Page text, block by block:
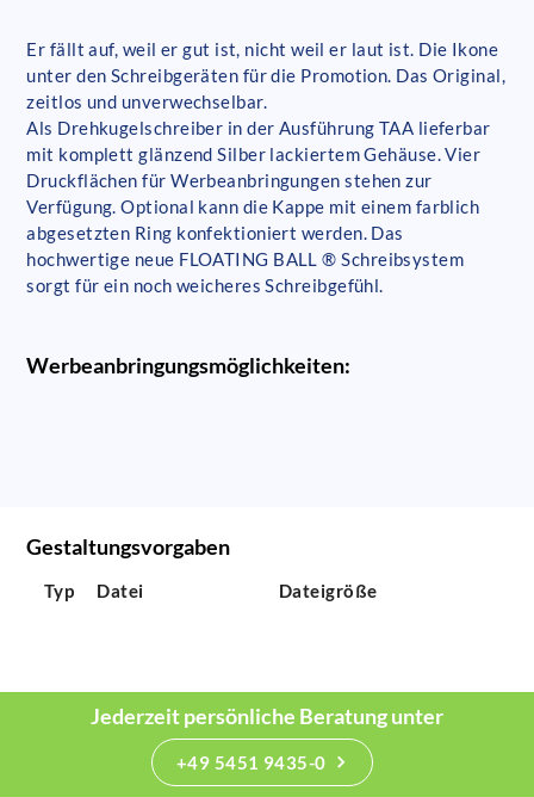
Er fällt auf, weil er gut ist, nicht weil er laut ist. Die Ikone
unter den Schreibgeräten für die Promotion. Das Original,
zeitlos und unverwechselbar.
Als Drehkugelschreiber in der Ausführung TAA lieferbar
mit komplett glänzend Silber lackiertem Gehäuse. Vier
Druckflächen für Werbeanbringungen stehen zur
Verfügung. Optional kann die Kappe mit einem farblich
abgesetzten Ring konfektioniert werden. Das
hochwertige neue FLOATING BALL ® Schreibsystem
sorgt für ein noch weicheres Schreibgefühl.
Werbeanbringungsmöglichkeiten:
Gestaltungsvorgaben
Typ Datei Dateigröße
Jederzeit persönliche Beratung unter
+49 5451 9435-0